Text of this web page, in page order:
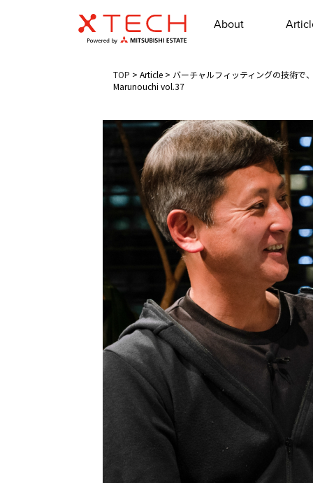
About
TOP > Article > バーチャルフィッティングの技術
Marunouchi vol.37